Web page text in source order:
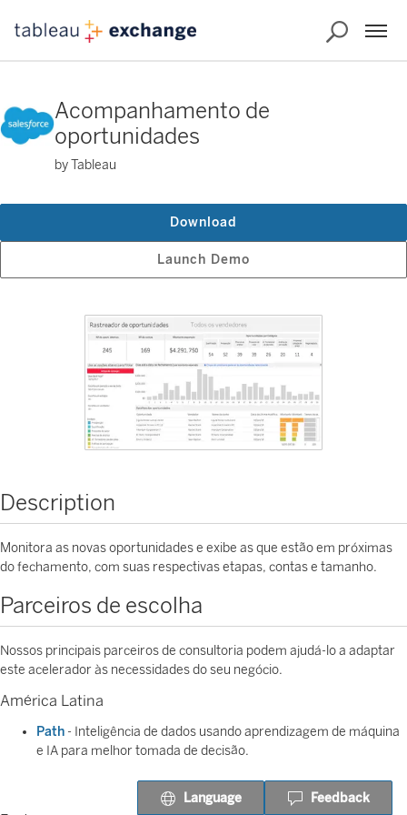
Acompanhamento de
oportunidades
by Tableau
Launch Demo
Download
Description
Monitora as novas oportunidades e exibe as que estão em próximas
do fechamento, com suas respectivas etapas, contas e tamanho.
Parceiros de escolha
Nossos principais parceiros de consultoria podem ajudá-lo a adaptar
este acelerador às necessidades do seu negócio.
América Latina
Path - Inteligência de dados usando aprendizagem de máquina
e IA para melhor tomada de decisão.
Language Feedback